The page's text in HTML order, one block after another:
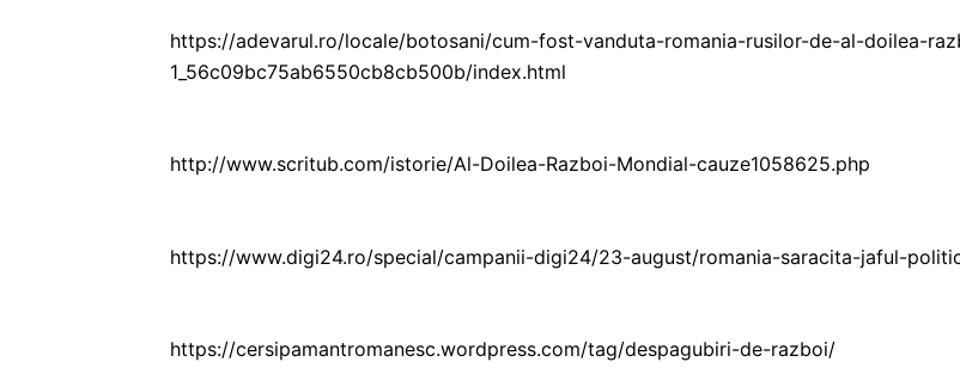
https://adevarul.ro/locale/botosani/cum-fost-vanduta-romania-rusilor-de-al-doilea-
1_56c09bc75ab6550cb8cb500b/index.html
http://www.scritub.com/istorie/Al-Doilea-Razboi-Mondial-cauze1058625.php
https://www.digi24.ro/special/campanii-digi24/23-august/romania-saracita-jaful-
https://cersipamantromanesc.wordpress.com/tag/despagubiri-de-razboi/